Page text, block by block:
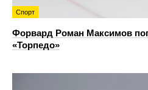
Спорт
Форвард Роман Максимов
«Торпедо»